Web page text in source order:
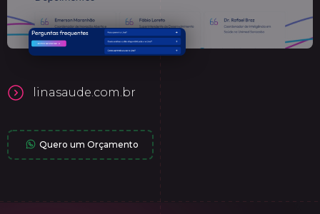
linasaude.com.br
Quero um Orçamento